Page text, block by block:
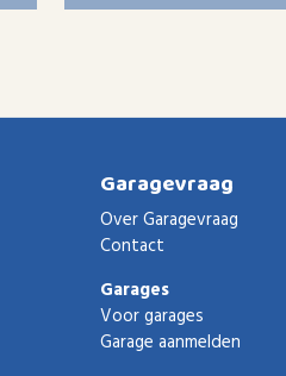
Garagevraag
Over Garagevraag
Contact
Garages
Voor garages
Garage aanmelden